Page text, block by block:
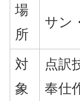
場
所
サン
対
象
点訳
奉仕